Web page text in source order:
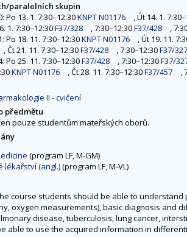
paralelních skupin
Po 13. 1. 7:30–12:30KNPT N01176
, Út 14. 1.
1. 7:30–12:30F37/328 , 7:30–12:30F37/428
,
Po 18. 11. 7:30–12:30KNPT N01176
, Út 19. 11.
, Čt 21. 11. 7:30–12:30F37/428 , 7:30–12:30F37/327
Po 25. 11. 7:30–12:30F37/428 , 7:30–12:30F37/
KNPT N01176 , Čt 28. 11. 7:30–12:30F37/457
,
II - cvičení
předmětu
pouze studentům mateřských oborů.
(program LF, M-GM)
lékařství (angl.)(program LF, M-VL)
course students should be able to
oxygen measurements), basic diagnosis and
disease, tuberculosis, lung cancer,
able to use the acquired information in